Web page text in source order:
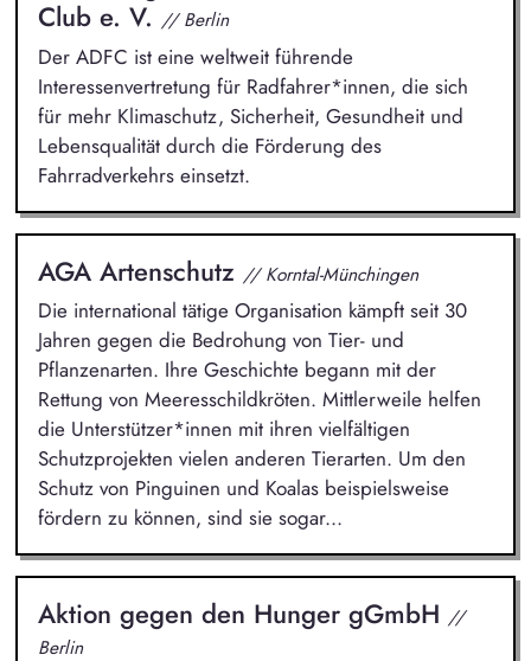
Club e. V. // Berlin
Der ADFC ist eine weltweit führende
Interessenvertretung für Radfahrer*innen, die sich
für mehr Klimaschutz, Sicherheit, Gesundheit und
Lebensqualität durch die Förderung des
Fahrradverkehrs einsetzt.
AGA Artenschutz // Korntal-Münchingen
Die international tätige Organisation kämpft seit 30
Jahren gegen die Bedrohung von Tier- und
Pflanzenarten. Ihre Geschichte begann mit der
Rettung von Meeresschildkröten. Mittlerweile helfen
die Unterstützer*innen mit ihren vielfältigen
Schutzprojekten vielen anderen Tierarten. Um den
Schutz von Pinguinen und Koalas beispielsweise
fördern zu können, sind sie sogar...
Aktion gegen den Hunger gGmbH //
Berlin